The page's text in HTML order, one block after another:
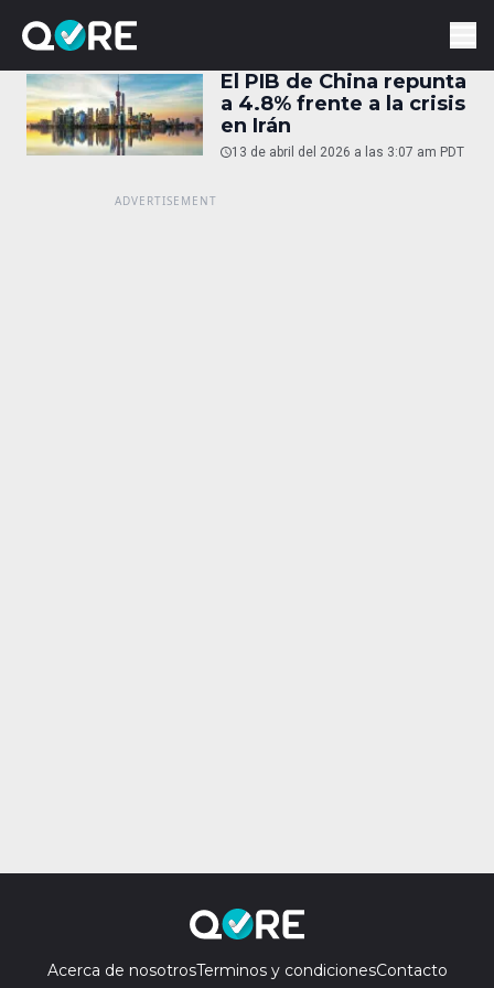
El PIB de China repunta
a 4.8% frente a la crisis
en Irán
13 de abril del 2026 a las 3:07 am PDT
Acerca de nosotrosTerminos y condicionesContacto